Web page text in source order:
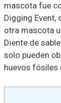
mascota fue
Digging Event,
otra mascota
Diente de
solo pueden
huevos fósiles